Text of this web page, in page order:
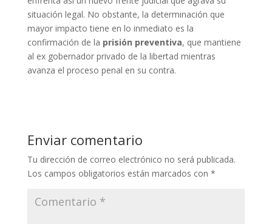
situación legal. No obstante, la determinación que
mayor impacto tiene en lo inmediato es la
confirmación de la prisión preventiva, que mantiene
al ex gobernador privado de la libertad mientras
avanza el proceso penal en su contra.
Enviar comentario
Tu dirección de correo electrónico no será publicada.
Los campos obligatorios están marcados con *